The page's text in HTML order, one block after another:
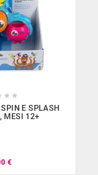
 
E SPLASH
MESI 12+
€